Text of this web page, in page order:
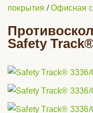
покрытия /Офисная
Safety